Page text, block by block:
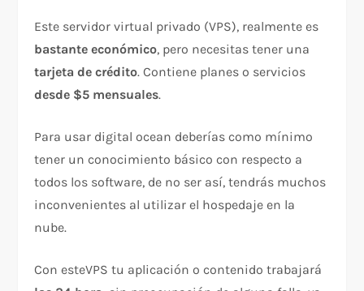
Este servidor virtual privado (VPS), realmente es
bastante económico, pero necesitas tener una
tarjeta de crédito. Contiene planes o servicios
desde $5 mensuales.
Para usar digital ocean deberías como mínimo
tener un conocimiento básico con respecto a
todos los software, de no ser así, tendrás muchos
inconvenientes al utilizar el hospedaje en la
nube.
Con esteVPS tu aplicación o contenido trabajará